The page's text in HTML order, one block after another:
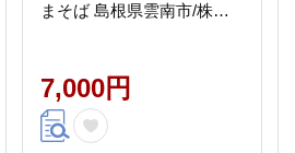
まそば 島根県雲南市/株式
7,000円